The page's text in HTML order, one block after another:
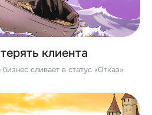
клиента
сливает в статус «Отказ»